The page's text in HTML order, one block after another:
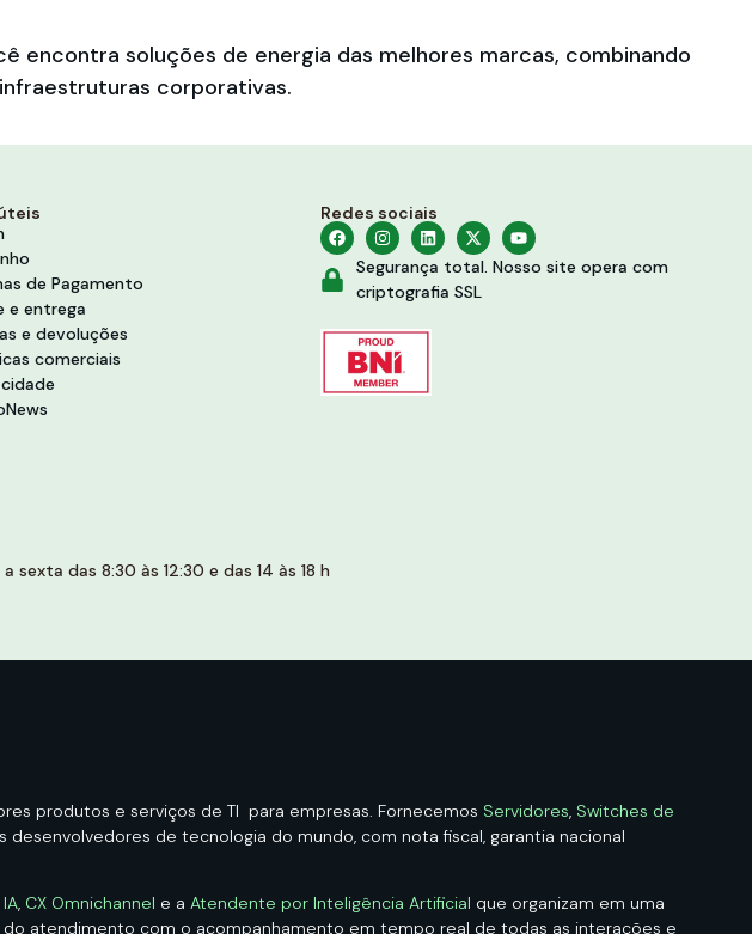
encontra soluções de energia das melhores marcas, combinando
corporativas.
de Pagamento
e entrega
e devoluções
comerciais
Redes sociais
Segurança total. Nosso site opera com
criptografia SSL
das 8:30 às 12:30 e das 14 às 18 h
produtos e serviços de TI para empresas. Fornecemos Servidores, Switches de
desenvolvedores de tecnologia do mundo, com nota fiscal, garantia nacional
, CX Omnichannel e a Atendente por Inteligência Artificial que organizam em uma
atendimento com o acompanhamento em tempo real de todas as interações e